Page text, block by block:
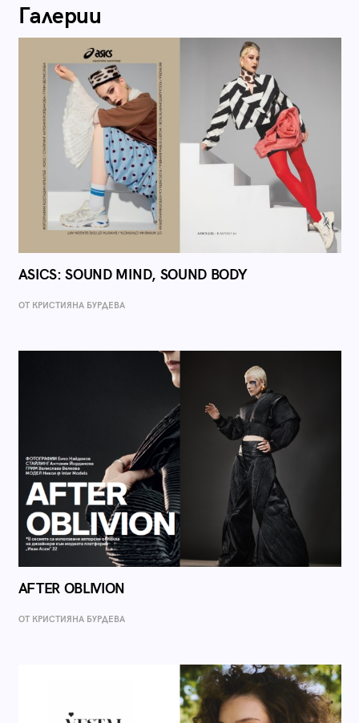
Галерии
ASICS: SOUND MIND, SOUND BODY
ОТ КРИСТИЯНА БУРДЕВА
AFTER OBLIVION
ОТ КРИСТИЯНА БУРДЕВА